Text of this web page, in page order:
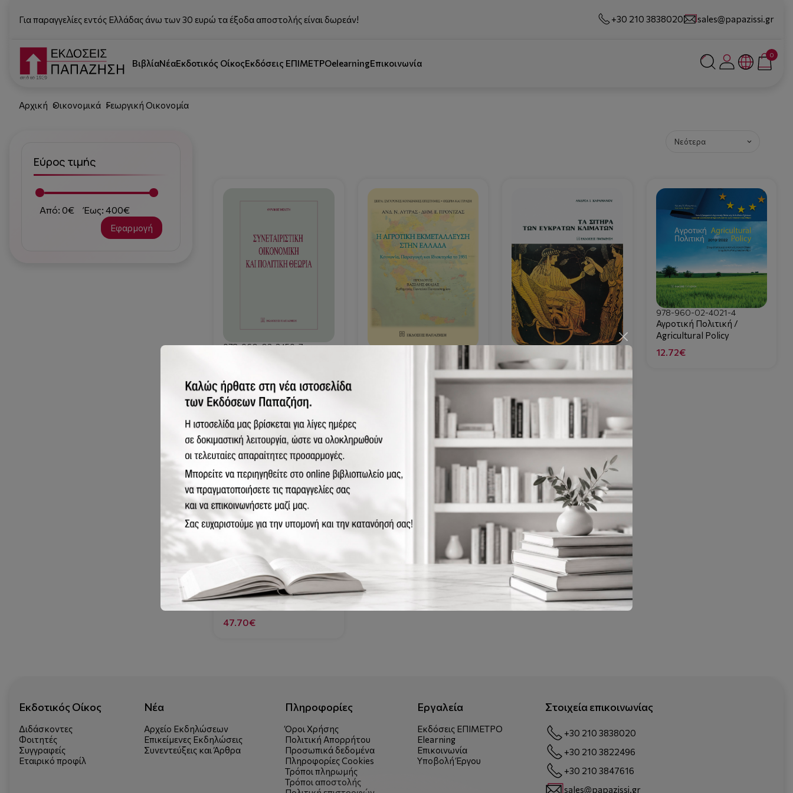
Για παραγγελίες εντός Ελλάδας άνω των 30 ευρώ τα έξοδα αποστολής είναι δωρεάν! +30 210 3838020 sales@papazissi.gr
ΒιβλίαΝέαΕκδοτικός ΟίκοςΕκδόσεις ΕΠΙΜΕΤΡΟelearningΕπικοινωνία
0
Αρχική Οικονομικά Γεωργική Οικονομία
Εύρος τιμής
Από: 0€ Έως: 400€
Εφαρμογή
978-960-02-2459-7
θεωρία
24.38€
Τα σιτηρά των εύκρατων
κλιμάτων
978-960-02-4021-4
Αγροτική Πολιτική /
Agricultural Policy
12.72€
978-960-02-2623-2
Γενική γεωργία
47.70€
Εκδοτικός Οίκος
Διδάσκοντες
Φοιτητές
Συγγραφείς
Εταιρικό προφίλ
Νέα
Αρχείο Εκδηλώσεων
Επικείμενες Εκδηλώσεις
Συνεντεύξεις και Άρθρα
Πληροφορίες
Όροι Χρήσης
Πολιτική Απορρήτου
Προσωπικά δεδομένα
Πληροφορίες Cookies
Τρόποι πληρωμής
Τρόποι αποστολής
Εργαλεία
Εκδόσεις ΕΠΙΜΕΤΡΟ
Elearning
Επικοινωνία
Υποβολή Έργου
Στοιχεία επικοινωνίας
+30 210 3838020
+30 210 3822496
+30 210 3847616
sales@papazissi.gr